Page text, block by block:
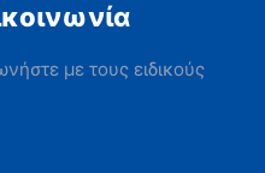
με τους ειδικούς